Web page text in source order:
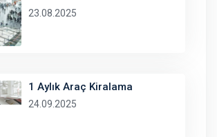
23.08.2025
1 Aylık Araç Kiralama
24.09.2025